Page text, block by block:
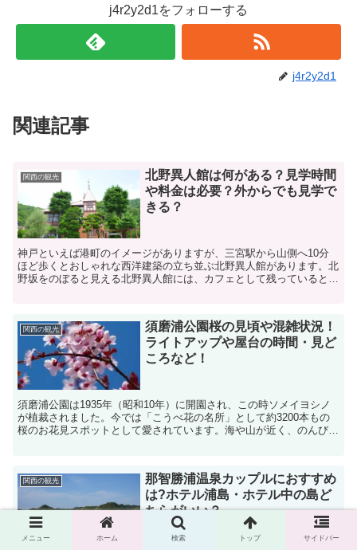
j4r2y2d1をフォローする
j4r2y2d1
関連記事
関西の観光
北野異人館は何がある？見学時間
や料金は必要？外からでも見学で
きる？
神戸といえば港町のイメージがありますが、三宮駅から山側へ10分
ほど歩くとおしゃれな西洋建築の立ち並ぶ北野異人館があります。北
野坂をのぼると見える北野異人館には、カフェとして残っているとこ
関西の観光
須磨浦公園桜の見頃や混雑状況！
ライトアップや屋台の時間・見ど
ころなど！
須磨浦公園は1935年（昭和10年）に開園され、この時ソメイヨシノ
が植裁されました。今では「こうべ花の名所」として約3200本もの
桜のお花見スポットとして愛されています。海や山が近く、のんびり
関西の観光
那智勝浦温泉カップルにおすすめ
は?ホテル浦島・ホテル中の島ど
ちらがいい？
メニュー ホーム 検索 トップ サイドバー